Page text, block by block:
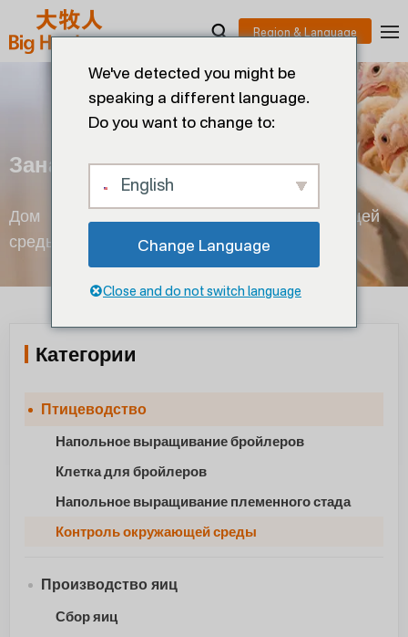
Занавес
Дом Птицеводство > Контроль окружающей
среды
Занавес
Категории
Птицеводство
Напольное выращивание бройлеров
Клетка для бройлеров
Напольное выращивание племенного стада
Контроль окружающей среды
Производство яиц
Сбор яиц
We've detected you might be
speaking a different language.
Do you want to change to:
English
Change Language
Close and do not switch language